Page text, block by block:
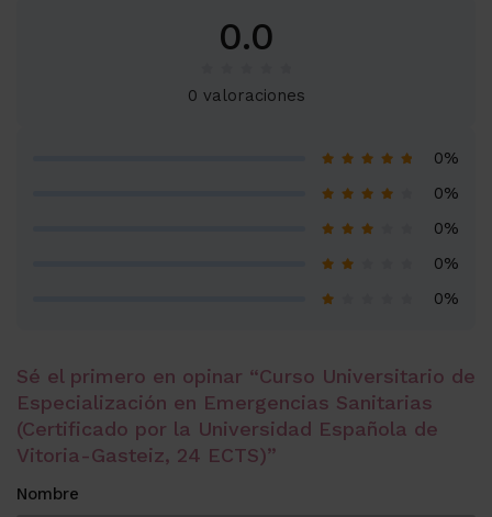
0.0
0 valoraciones
0%
0%
0%
0%
0%
Sé el primero en opinar “Curso Universitario de
Especialización en Emergencias Sanitarias
(Certificado por la Universidad Española de
Vitoria-Gasteiz, 24 ECTS)”
Nombre